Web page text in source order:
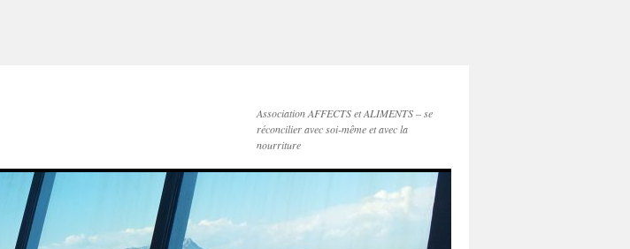
Association AFFECTS et ALIMENTS – se
réconcilier avec soi-même et avec la
nourriture